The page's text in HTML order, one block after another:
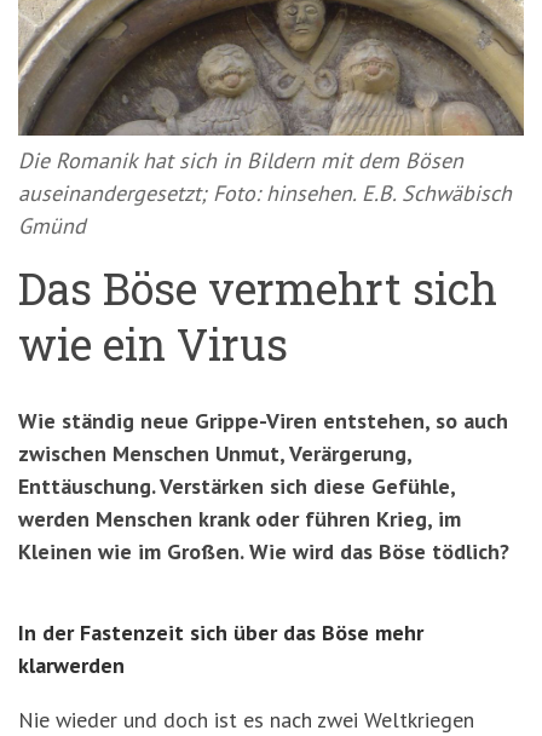
Suche
springen
(Accesskey
'2')
Die Romanik hat sich in Bildern mit dem Bösen
auseinandergesetzt; Foto: hinsehen. E.B. Schwäbisch
Gmünd
Das Böse vermehrt sich
wie ein Virus
Wie ständig neue Grippe-Viren entstehen, so auch
zwischen Menschen Unmut, Verärgerung,
Enttäuschung. Verstärken sich diese Gefühle,
werden Menschen krank oder führen Krieg, im
Kleinen wie im Großen. Wie wird das Böse tödlich?
In der Fastenzeit sich über das Böse mehr
klarwerden
Nie wieder und doch ist es nach zwei Weltkriegen